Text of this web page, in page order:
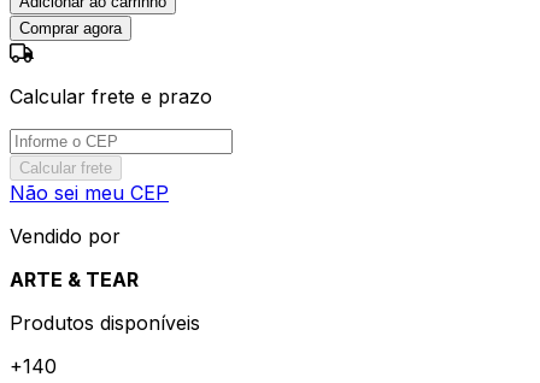
Comprar agora
Calcular frete e prazo
Calcular frete
Não sei meu CEP
Vendido por
ARTE & TEAR
Produtos disponíveis
+140